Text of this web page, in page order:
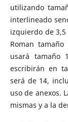
utilizando
interlineado
izquierdo de
Roman
usará tamaño
escribirán en
será de 14,
uso de anexos.
mismas y a la